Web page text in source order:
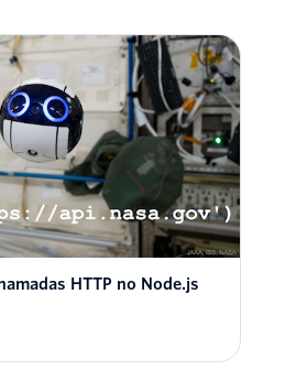
HTTP no Node.js